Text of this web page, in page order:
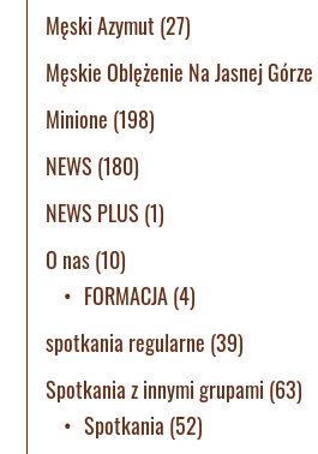
Męski Azymut (27)
Męskie Oblężenie Na Jasnej Górze
Minione (198)
NEWS (180)
NEWS PLUS (1)
O nas(10)
FORMACJA(4)
spotkania regularne (39)
Spotkania z innymi grupami (63)
Spotkania (52)